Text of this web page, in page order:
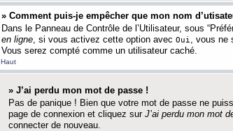
» Comment puis-je empêcher que mon nom
Dans le Panneau de Contrôle de l’Utilisateur, sous
en ligne, si vous activez cette option avec Oui , vous ne
Vous serez compté comme un utilisateur caché.
Haut
» J’ai perdu mon mot de passe !
Pas de panique ! Bien que votre mot de passe ne
page de connexion et cliquez sur J’ai perdu mon mot
connecter de nouveau.